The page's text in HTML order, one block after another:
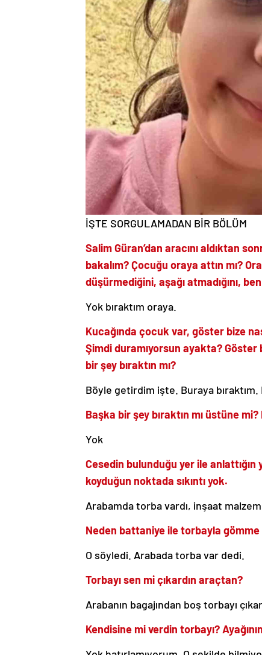
İŞTE SORGULAMADAN BİR BÖLÜM
Salim Güran’dan aracını aldıktan
bakalım? Çocuğu oraya attın mı?
düşürmediğini, aşağı atmadığını,
Yok bıraktım oraya.
Kucağında çocuk var, göster bize
Şimdi duramıyorsun ayakta? Göster
bir şey bıraktın mı?
Böyle getirdim işte. Buraya bıraktım.
Başka bir şey bıraktın mı üstüne
Yok
Cesedin bulunduğu yer ile
koyduğun noktada sıkıntı yok.
Arabamda torba vardı, inşaat
Neden battaniye ile torbayla
O söyledi. Arabada torba var dedi.
Torbayı sen mi çıkardın araçtan?
Arabanın bagajından boş torbayı
Kendisine mi verdin torbayı?